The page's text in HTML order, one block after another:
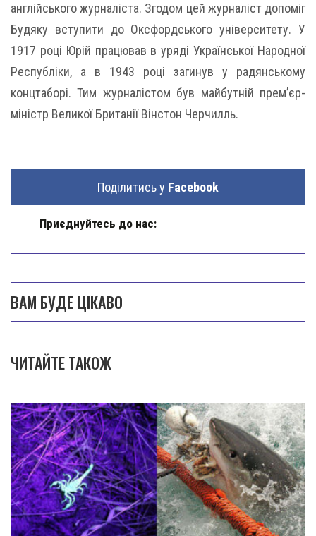
англійського журналіста. Згодом цей журналіст допоміг
Будяку вступити до Оксфордського університету. У
1917 році Юрій працював в уряді Української Народної
Республіки, а в 1943 році загинув у радянському
концтаборі. Тим журналістом був майбутній прем’єр-
міністр Великої Британії Вінстон Черчилль.
Поділитись у Facebook
Приєднуйтесь до нас:
ВАМ БУДЕ ЦІКАВО
ЧИТАЙТЕ ТАКОЖ